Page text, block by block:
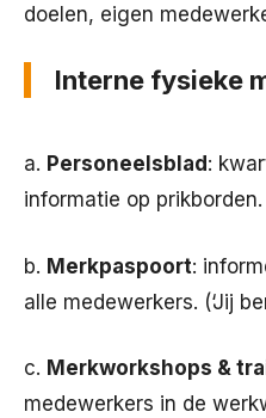
doelen, eigen
Interne fysieke
a. Personeelsblad :
informatie op prikborden.
b. Merkpaspoort:
alle medewerkers. (‘Jij
c. Merkworkshops &
medewerkers in de